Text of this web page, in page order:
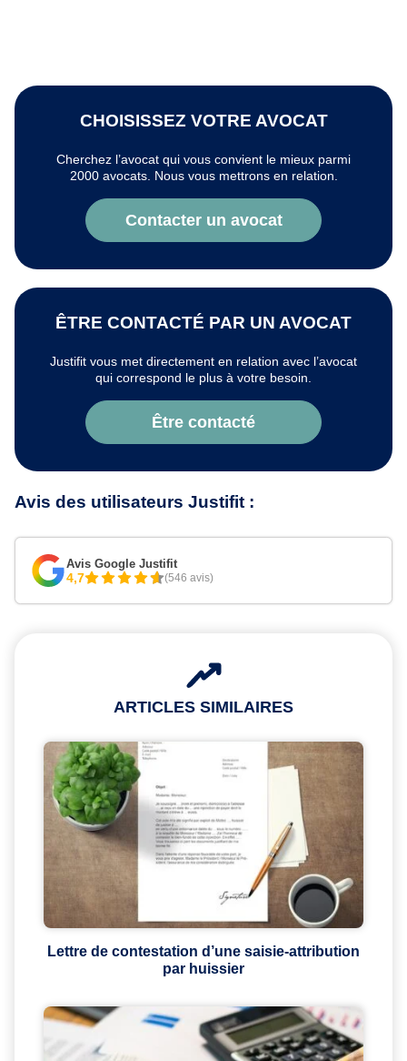
CHOISISSEZ VOTRE AVOCAT
Cherchez l’avocat qui vous convient le mieux parmi
2000 avocats. Nous vous mettrons en relation.
Contacter un avocat
ÊTRE CONTACTÉ PAR UN AVOCAT
Justifit vous met directement en relation avec l’avocat
qui correspond le plus à votre besoin.
Être contacté
Avis des utilisateurs Justifit :
Avis Google Justifit
4,7 (546 avis)
ARTICLES SIMILAIRES
Lettre de contestation d’une saisie-attribution
par huissier